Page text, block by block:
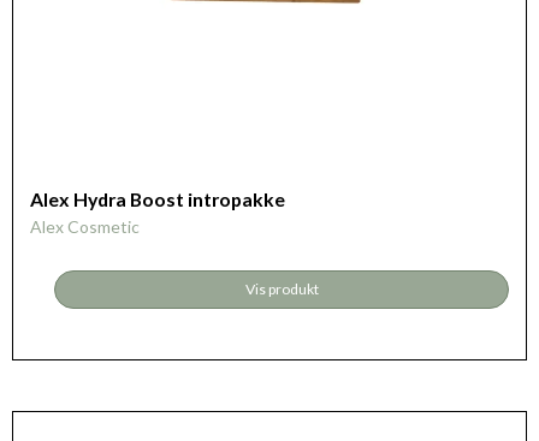
Alex Hydra Boost intropakke
Alex Cosmetic
Vis produkt